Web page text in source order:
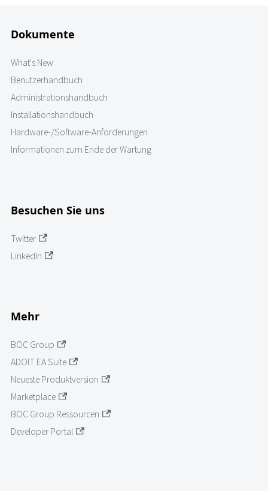
Dokumente
What's New
Benutzerhandbuch
Administrationshandbuch
Installationshandbuch
Hardware-/Software-Anforderungen
Informationen zum Ende der Wartung
Besuchen Sie uns
Twitter
LinkedIn
Mehr
BOC Group
ADOIT EA Suite
Neueste Produktversion
Marketplace
BOC Group Ressourcen
Developer Portal